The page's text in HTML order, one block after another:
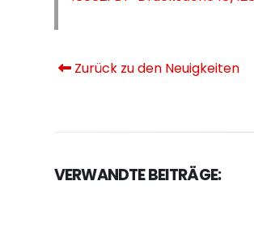
Zurück zu den Neuigkeiten
VERWANDTE BEITRÄGE: